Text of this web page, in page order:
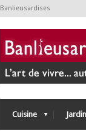
Banlieusardises
Cuisine Jardin